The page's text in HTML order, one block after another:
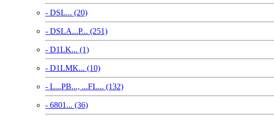
- DSL... (20)
- DSLA...P... (251)
- D1LK... (1)
- D1LMK... (10)
- L...PB..., ...FL... (132)
- 6801... (36)